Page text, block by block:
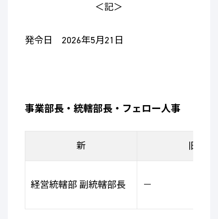
＜記＞
発令日 2026年5月21日
事業部長・統轄部長・フェロー人事
新 旧
経営統轄部 副統轄部長 －